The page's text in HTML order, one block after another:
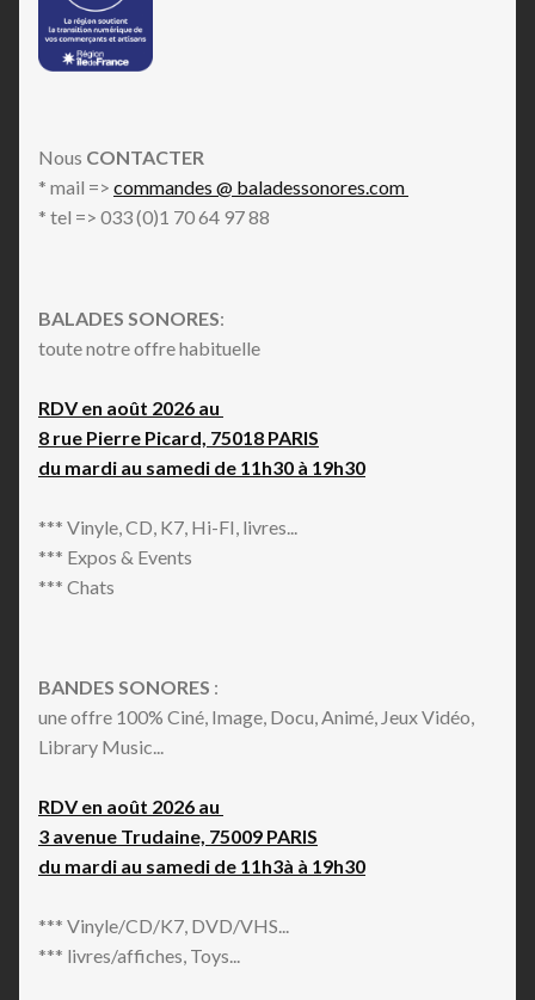
Nous CONTACTER
* mail => commandes @ baladessonores.com
* tel => 033 (0)1 70 64 97 88
BALADES SONORES:
toute notre offre habituelle
RDV en août 2026 au
8 rue Pierre Picard, 75018 PARIS
du mardi au samedi de 11h30 à 19h30
*** Vinyle, CD, K7, Hi-FI, livres...
*** Expos & Events
*** Chats
BANDES SONORES :
une offre 100% Ciné, Image, Docu, Animé, Jeux Vidéo,
Library Music...
RDV en août 2026 au
3 avenue Trudaine, 75009 PARIS
du mardi au samedi de 11h3à à 19h30
*** Vinyle/CD/K7, DVD/VHS...
*** livres/affiches, Toys...